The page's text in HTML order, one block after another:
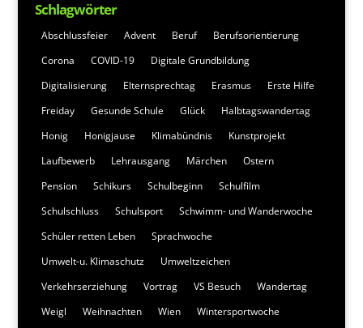
Schlagwörter
Abschlussfeier Advent Beruf
Berufsorientierung
Corona
COVID-19
Digitale Grundbildung
Digitalisierung
Elternsprechtag Erasmus
Erste Hilfe
Freiday
Gesunde Schule Glück
Halbtagswandertag
Honig
Honigjause Klimabündnis
Kunstprojekt
Laufbewerb
Lehrausgang Märchen
Ostern
Pension
Schikurs Schulbeginn
Schulfilm
Schulschluss
Schulsport
Schwimm- und Wanderwoche
Schüler retten Leben
Sprachwoche
Umwelt-u. Klimaschutz
Umweltzeichen
Verkehrserziehung
Vortrag VS Besuch
Wandertag
Weigl
Weihnachten Wien
Wintersportwoche